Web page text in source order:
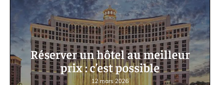
Réserver un hôtel au meilleur
prix : c’est possible
12 mars 2026